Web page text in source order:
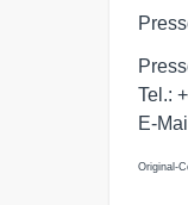
Tel.:
E-
Original-